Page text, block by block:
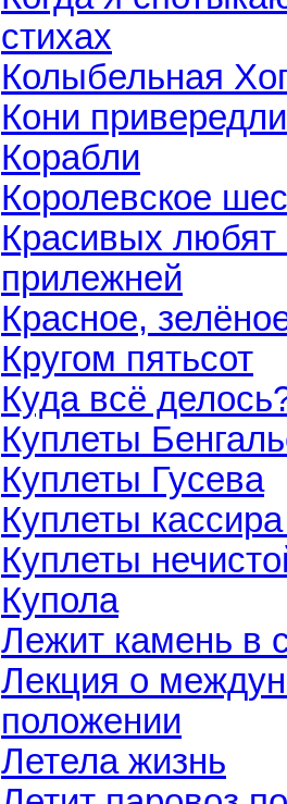
стихах
Колыбельная
Кони
Корабли
Королевское
Красивых
прилежней
Красное,
Кругом пятьсот
Куда всё
Куплеты
Куплеты Гусева
Куплеты
Куплеты
Купола
Лежит камень в
Лекция о
положении
Летела жизнь